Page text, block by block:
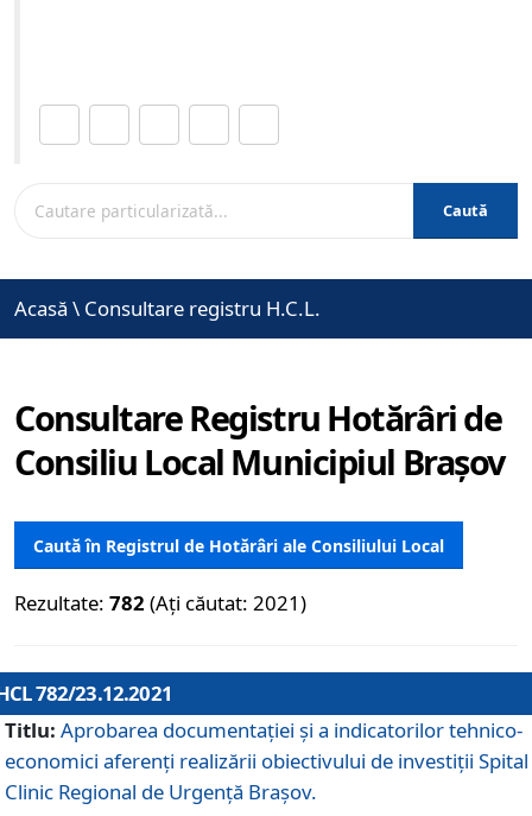
Caută
Acasă \ Consultare registru H.C.L.
Consultare Registru Hotărâri de
Consiliu Local Municipiul Brașov
Caută în Registrul de Hotărâri ale Consiliului Local
Rezultate: 782 (Ați căutat: 2021)
782/23.12.2021
Titlu: Aprobarea documentației și a indicatorilor tehnico-
economici aferenți realizării obiectivului de investiții Spital
Clinic Regional de Urgență Brașov.